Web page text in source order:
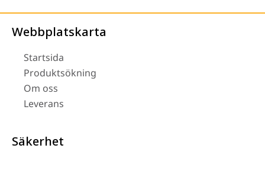
Webbplatskarta
Startsida
Produktsökning
Om oss
Leverans
Säkerhet